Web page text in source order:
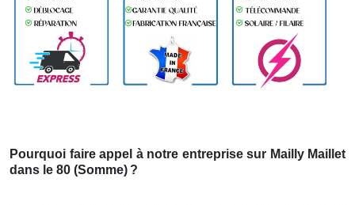
Pourquoi faire appel à notre entreprise sur Mailly Maillet
dans le 80 (Somme) ?